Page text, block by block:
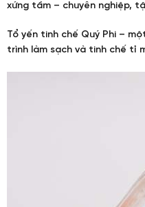
xứng tầm – chuyên nghiệp,
Tổ yến tinh chế Quý Phi –
trình làm sạch và tinh chế tỉ